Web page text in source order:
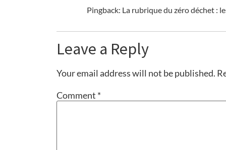
Pingback: La rubrique du zéro déchet :
Leave a Reply
Your email address will not be published.
Comment *